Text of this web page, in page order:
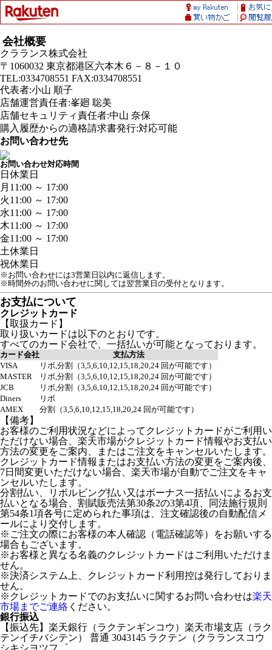
会社概要
クラランス株式会社
〒1060032 東京都港区六本木６－８－１０
TEL:0334708551 FAX:0334708551
代表者:小山 順子
店舗運営責任者:峯廻 聡美
店舗セキュリティ責任者:中山 奈保
購入履歴からの適格請求書発行:対応可能
お問い合わせ先
お問い合わせ対応時間
日 休業日
月 11:00 ～ 17:00
火11:00 ～ 17:00
水11:00 ～ 17:00
木11:00 ～ 17:00
金11:00 ～ 17:00
土休業日
祝休業日
※お問い合わせには3営業日以内に返信します。
※時間外のお問い合わせに関しては翌営業日の受付となります。
お支払について
クレジットカード
【取扱カード】
取り扱いカードは以下のとおりです。
すべてのカード会社で、一括払いが可能となっております。
カード会社
支払方法
VISA
リボ,分割（3,5,6,10,12,15,18,20,24 回が可能です）
MASTER
リボ,分割（3,5,6,10,12,15,18,20,24 回が可能です）
JCB
リボ,分割（3,5,6,10,12,15,18,20,24 回が可能です）
Diners
リボ
AMEX
分割（3,5,6,10,12,15,18,20,24 回が可能です）
【備考】
お客様のご利用状況などによってクレジットカードがご利用い
ただけない場合、楽天市場がクレジットカード情報やお支払い
方法の変更をご案内、またはご注文をキャンセルいたします。
クレジットカード情報またはお支払い方法の変更をご案内後、
7日間変更いただけない場合、楽天市場が自動でご注文をキャ
ンセルいたします。
分割払い、リボルビング払い又はボーナス一括払いによるお支
払いとなる場合、割賦販売法第30条2の3第4項、同法施行規則
第54条1項各号に定められた事項は、注文確認後の自動配信メ
ールにより交付します。
※ご注文の際にお客様の本人確認（電話確認等）をお願いする
場合もございます。
※お客様と異なる名義のクレジットカードはご利用いただけま
せん。
※決済システム上、クレジットカード利用控は発行しておりま
せん。
※クレジットカードでのお支払いに関するお問い合わせは楽天
市場までご連絡 ください。
銀行振込
【振込先】楽天銀行（ラクテンギンコウ）楽天市場支店（ラク
テンイチバシテン） 普通 3043145 ラクテン（クラランスコウ
シキシヨツフ゜